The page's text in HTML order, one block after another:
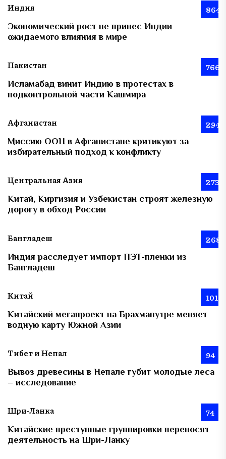
Индия 864
Экономический рост не принес Индии
ожидаемого влияния в мире
Пакистан 766
Исламабад винит Индию в протестах в
подконтрольной части Кашмира
Афганистан 294
Миссию ООН в Афганистане критикуют за
избирательный подход к конфликту
Центральная Азия 273
Китай, Киргизия и Узбекистан строят железную
дорогу в обход России
Бангладеш 268
Индия расследует импорт ПЭТ-пленки из
Бангладеш
Китай 101
Китайский мегапроект на Брахмапутре меняет
водную карту Южной Азии
Тибет и Непал 94
Вывоз древесины в Непале губит молодые леса
– исследование
Шри-Ланка 74
Китайские преступные группировки переносят
деятельность на Шри-Ланку